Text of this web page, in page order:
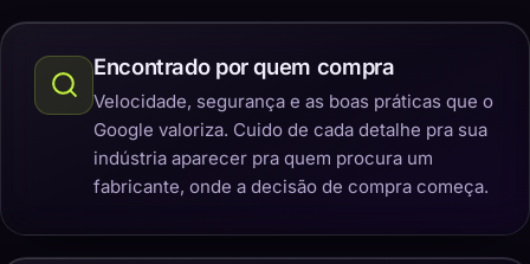
Encontrado por quem compra
Velocidade, segurança e as boas práticas que o
Google valoriza. Cuido de cada detalhe pra sua
indústria aparecer pra quem procura um
fabricante, onde a decisão de compra começa.